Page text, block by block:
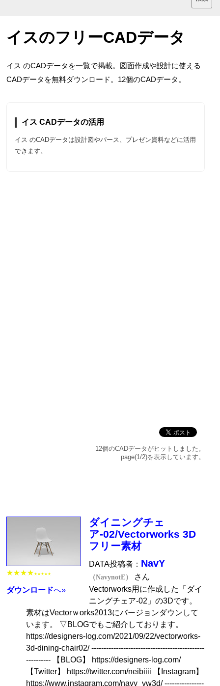
イスのフリーCADデータ
イス のCADデータを一覧で掲載。図面作成や設計に使える
CADデータを無料ダウンロード。12個のCADデータ。
イス CADデータの活用
イス のCADデータは設計図やパース、プレゼン資料などに活用
できます。
12個のCADデータがヒットしました。
page(1/2)を表示しています。
★★★★ ★★★★★
ダウンロードへ»
ダイニングチェ
ア-02/Vectorworks 3D
フリー素材
DATA投稿者： NavY
（NavynotE）
さん
Vectorworks用に作成した「ダイ
ニングチェア-02」の3Dです。
素材はVectorｗorks2013にバージョンダウンして
います。 ▽BLOGでもご紹介しております。
https://designers-log.com/2021/09/22/vectorworks-
3d-dining-chair02/ ----------------------------------------------
---------- 【BLOG】 https://designers-log.com/
【Twitter】 https://twitter.com/neibiiii 【Instagram】
https://www.instagram.com/navy_vw3d/ ----------------